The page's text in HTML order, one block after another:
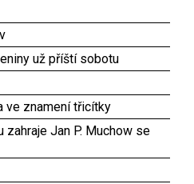
už příští sobotu
ve znamení třicítky
zahraje Jan P. Muchow se